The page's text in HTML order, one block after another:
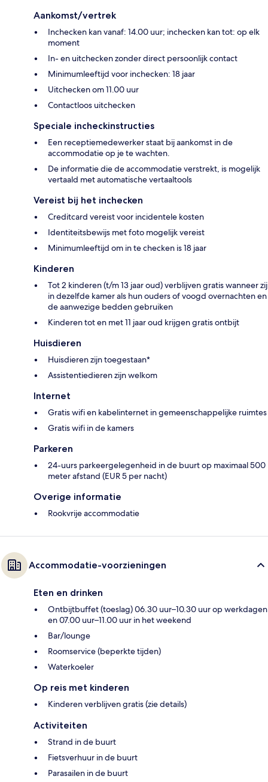
Aankomst/vertrek
Inchecken kan vanaf: 14.00 uur; inchecken kan tot: op elk
moment
In- en uitchecken zonder direct persoonlijk contact
Minimumleeftijd voor inchecken: 18 jaar
Uitchecken om 11.00 uur
Contactloos uitchecken
Speciale incheckinstructies
Een receptiemedewerker staat bij aankomst in de
accommodatie op je te wachten.
De informatie die de accommodatie verstrekt, is mogelijk
vertaald met automatische vertaaltools
Vereist bij het inchecken
Creditcard vereist voor incidentele kosten
Identiteitsbewijs met foto mogelijk vereist
Minimumleeftijd om in te checken is 18 jaar
Kinderen
Tot 2 kinderen (t/m 13 jaar oud) verblijven gratis wanneer zij
in dezelfde kamer als hun ouders of voogd overnachten en
de aanwezige bedden gebruiken
Kinderen tot en met 11 jaar oud krijgen gratis ontbijt
Huisdieren
Huisdieren zijn toegestaan*
Assistentiedieren zijn welkom
Internet
Gratis wifi en kabelinternet in gemeenschappelijke ruimtes
Gratis wifi in de kamers
Parkeren
24-uurs parkeergelegenheid in de buurt op maximaal 500
meter afstand (EUR 5 per nacht)
Overige informatie
Rookvrije accommodatie
Accommodatie-voorzieningen
Eten en drinken
Ontbijtbuffet (toeslag) 06.30 uur–10.30 uur op werkdagen
en 07.00 uur–11.00 uur in het weekend
Bar/lounge
Roomservice (beperkte tijden)
Waterkoeler
Op reis met kinderen
Kinderen verblijven gratis (zie details)
Activiteiten
Strand in de buurt
Fietsverhuur in de buurt
Parasailen in de buurt